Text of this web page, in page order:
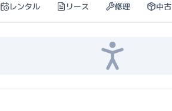
レンタル リース 修理 中古